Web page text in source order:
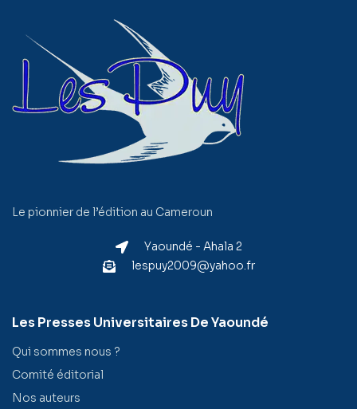
Le pionnier de l’édition au Cameroun
Yaoundé - Ahala 2
lespuy2009@yahoo.fr
Les Presses Universitaires De Yaoundé
Qui sommes nous ?
Comité éditorial
Nos auteurs